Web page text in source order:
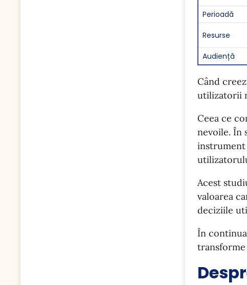
Perioadă
Resurse
Audiență
Când
utilizatorii
Ceea ce
nevoile. În
instrument
Acest
valoarea
deciziile
În